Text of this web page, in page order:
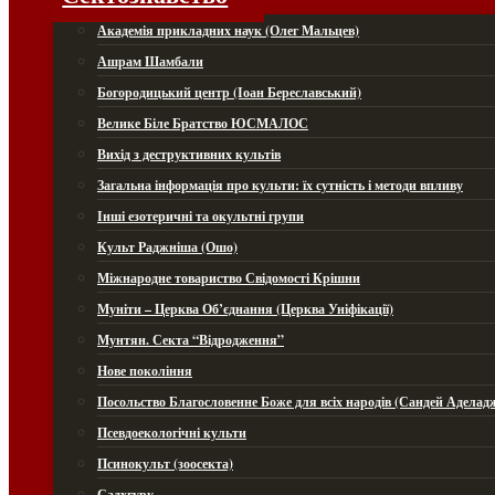
Академія прикладних наук (Олег Мальцев)
Ашрам Шамбали
Богородицький центр (Іоан Береславський)
Велике Біле Братство ЮСМАЛОС
Вихід з деструктивних культів
Загальна інформація про культи: їх сутність і методи впливу
Інші езотеричні та окультні групи
Культ Раджніша (Ошо)
Міжнародне товариство Свідомості Крішни
Муніти – Церква Об’єднання (Церква Уніфікації)
Мунтян. Секта “Відродження”
Нове покоління
Посольство Благословенне Боже для всіх народів (Сандей
Псевдоекологічні культи
Псинокульт (зоосекта)